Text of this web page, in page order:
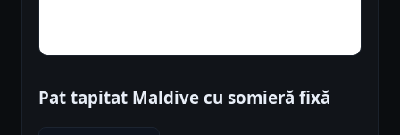
Pat tapitat Maldive cu somieră fixă